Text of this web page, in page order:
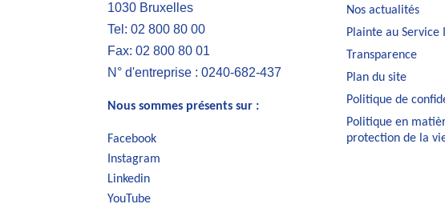
1030 Bruxelles
Tel: 02 800 80 00
Fax: 02 800 80 01
N° d'entreprise : 0240-682-437
Nous sommes présents sur :
Facebook
Instagram
Linkedin
YouTube
Nos actualités
Plainte au Service
Transparence
Plan du site
Politique de
Politique en
protection de la